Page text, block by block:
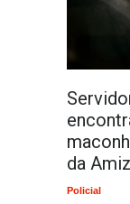
da
Policial